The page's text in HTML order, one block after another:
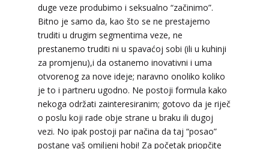
duge veze produbimo i seksualno “začinimo”.
Bitno je samo da, kao što se ne prestajemo
truditi u drugim segmentima veze, ne
prestanemo truditi ni u spavaćoj sobi (ili u kuhinji
za promjenu),i da ostanemo inovativni i uma
otvorenog za nove ideje; naravno onoliko koliko
je to i partneru ugodno. Ne postoji formula kako
nekoga održati zainteresiranim; gotovo da je riječ
o poslu koji rade obje strane u braku ili dugoj
vezi. No ipak postoji par načina da taj “posao”
postane vaš omiljeni hobi! Za početak priopčite